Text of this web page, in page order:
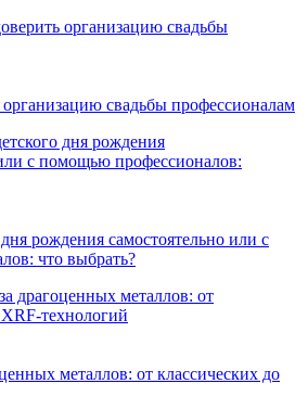
свадьбы профессионалам
рождения самостоятельно или с
что выбрать?
металлов: от классических до